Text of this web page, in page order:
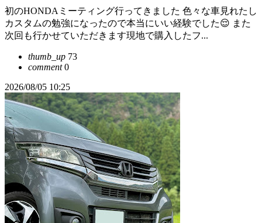
初のHONDAミーティング行ってきました 色々な車見れたし
カスタムの勉強になったので本当にいい経験でした😌 また
次回も行かせていただきます現地で購入したフ...
thumb_up 73
comment0
2026/08/05 10:25